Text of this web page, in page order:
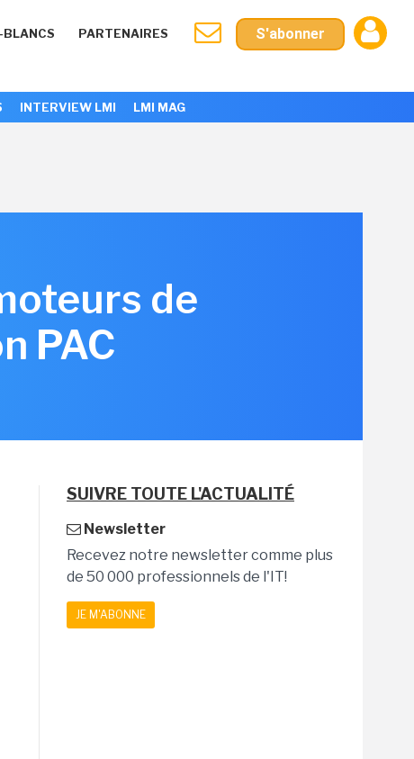
BLANCS PARTENAIRES S'abonner
INTERVIEW LMI LMI MAG
de
PAC
SUIVRE TOUTE L'ACTUALITÉ
Newsletter
Recevez notre newsletter comme plus
de 50 000 professionnels de l'IT!
JE M'ABONNE